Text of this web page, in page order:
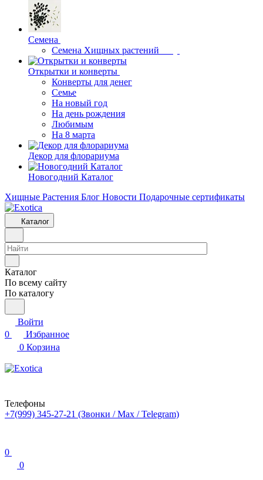
Семена
Семена Хищных растений
Открытки и конверты
Конверты для денег
Семье
На новый год
На день рождения
Любимым
На 8 марта
Декор для флорариума
Новогодний Каталог
Хищные Растения Блог Новости Подарочные сертификаты
Каталог
Каталог
По всему сайту
По каталогу
Войти
0
Избранное
0 Корзина
Телефоны
+7(999) 345-27-21 (Звонки / Max / Telegram)
0
0